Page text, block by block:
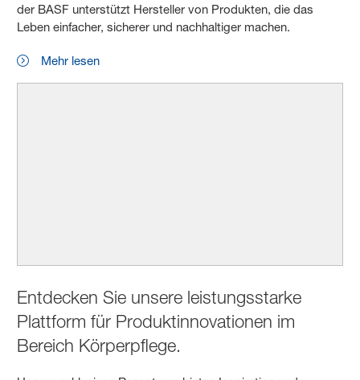
der BASF unterstützt Hersteller von Produkten, die das
Leben einfacher, sicherer und nachhaltiger machen.
Mehr lesen
Entdecken Sie unsere leistungsstarke
Plattform für Produktinnovationen im
Bereich Körperpflege.